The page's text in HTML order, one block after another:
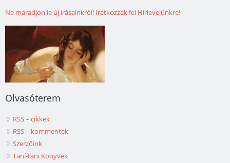
Ne maradjon le új írásainkról! Iratkozzék fel Hírlevelünkre!
Olvasóterem
RSS – cikkek
RSS – kommentek
Szerzőink
Taní-tani Könyvek